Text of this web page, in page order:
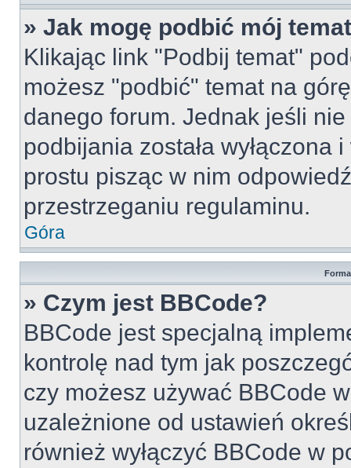
» Jak mogę podbić mój
Klikając link "Podbij temat"
możesz "podbić" temat na
danego forum. Jednak jeśli
podbijania została
prostu pisząc w nim
przestrzeganiu regulaminu.
Góra
» Czym jest BBCode?
BBCode jest specjalną
kontrolę nad tym jak
czy możesz używać BBCode
uzależnione od ustawień
również wyłączyć BBCode w